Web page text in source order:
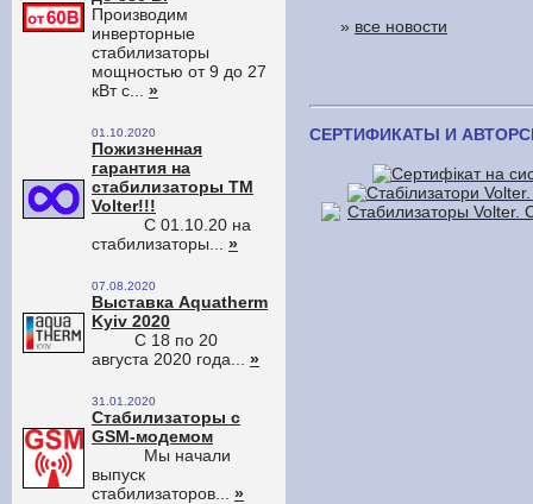
Производим
инверторные
стабилизаторы
мощностью от 9 до 27
кВт с... »
01.10.2020
Пожизненная
гарантия на
стабилизаторы ТМ
Volter!!!
С 01.10.20 на
стабилизаторы... »
07.08.2020
Выставка Aquatherm
Kyiv 2020
С 18 по 20
августа 2020 года... »
31.01.2020
Стабилизаторы с
GSM-модемом
Мы начали
выпуск
стабилизаторов... »
» все новости
СЕРТИФИКАТЫ И